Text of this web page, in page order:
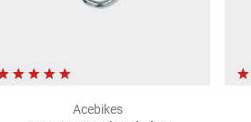
Acebikes